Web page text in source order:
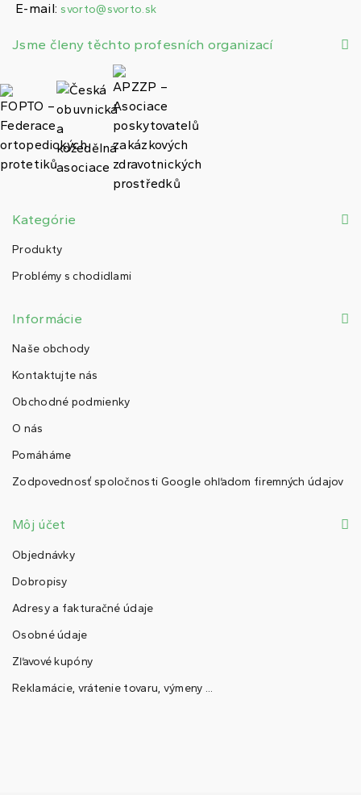
E-mail: svorto@svorto.sk
Jsme členy těchto profesních organizací
Kategórie
Produkty
Problémy s chodidlami
Informácie
Naše obchody
Kontaktujte nás
Obchodné podmienky
O nás
Pomáháme
Zodpovednosť spoločnosti Google ohľadom firemných údajov
Môj účet
Objednávky
Dobropisy
Adresy a fakturačné údaje
Osobné údaje
Zľavové kupóny
Reklamácie, vrátenie tovaru, výmeny ...